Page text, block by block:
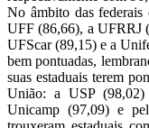
No âmbito das
UFF (86,66), a UFRRJ
UFScar (89,15) e a
bem pontuadas,
suas estaduais terem
União: a USP
Unicamp (97,09) e